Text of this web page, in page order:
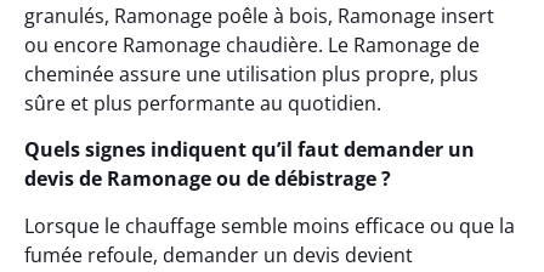
granulés, Ramonage poêle à bois, Ramonage insert
ou encore Ramonage chaudière. Le Ramonage de
cheminée assure une utilisation plus propre, plus
sûre et plus performante au quotidien.
Quels signes indiquent qu’il faut demander un
devis de Ramonage ou de débistrage ?
Lorsque le chauffage semble moins efficace ou que la
fumée refoule, demander un devis devient